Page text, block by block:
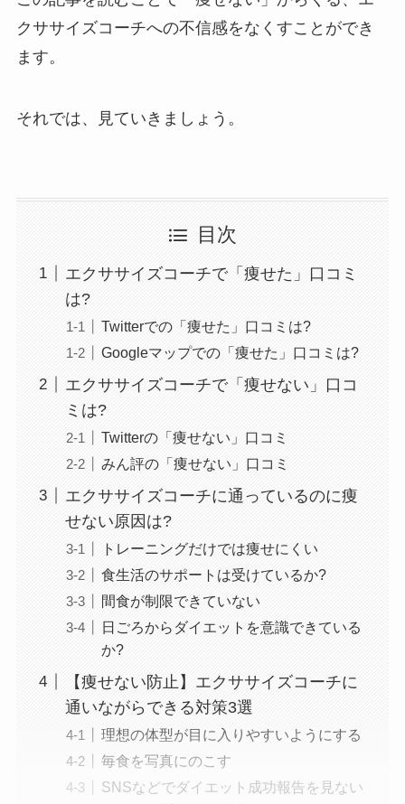
クササイズコーチへの不信感をなくすことができ
ます。
それでは、見ていきましょう。
目次
エクササイズコーチで「痩せた」口コミ
は?
Twitterでの「痩せた」口コミは?
Googleマップでの「痩せた」口コミは?
エクササイズコーチで「痩せない」口コ
ミは?
Twitterの「痩せない」口コミ
みん評の「痩せない」口コミ
エクササイズコーチに通っているのに痩
せない原因は?
トレーニングだけでは痩せにくい
食生活のサポートは受けているか?
間食が制限できていない
日ごろからダイエットを意識できている
か?
【痩せない防止】エクササイズコーチに
通いながらできる対策3選
理想の体型が目に入りやすいようにする
毎食を写真にのこす
SNSなどでダイエット成功報告を見ない